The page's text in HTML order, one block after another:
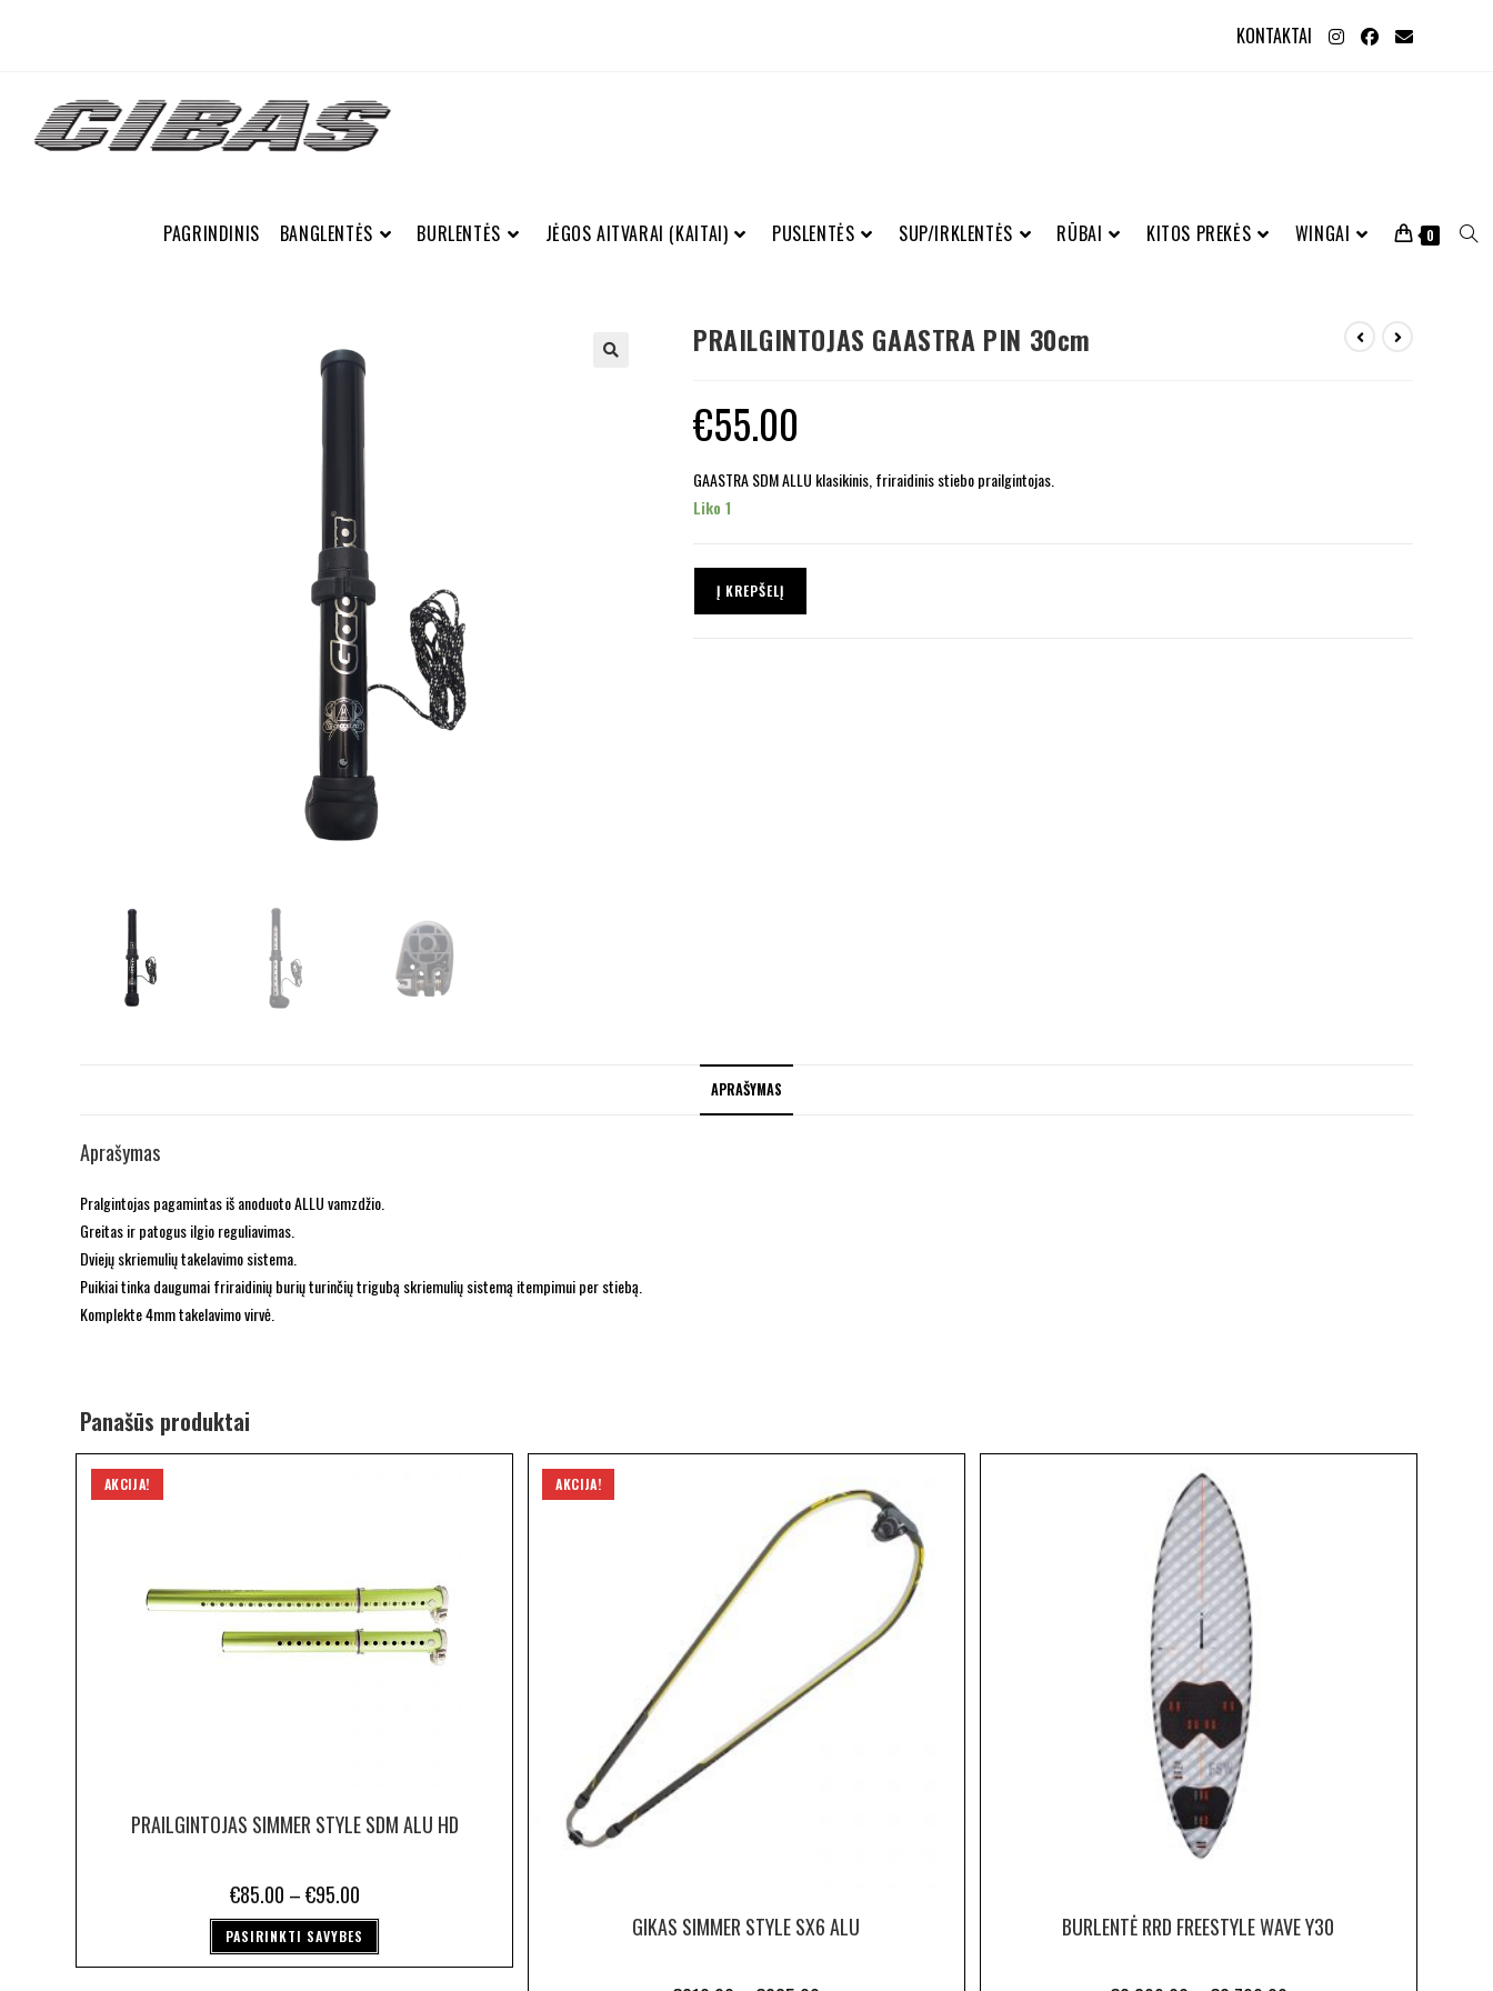
KONTAKTAI
PAGRINDINIS BANGLENTĖS BURLENTĖS JĖGOS AITVARAI (KAITAI) PUSLENTĖS SUP/IRKLENTĖS RŪBAI KITOS PREKĖS WINGAI 0
PRAILGINTOJAS GAASTRA PIN 30cm
€55.00
GAASTRA SDM ALLU klasikinis, friraidinis stiebo prailgintojas.
Liko 1
Į KREPŠELĮ
APRAŠYMAS
Aprašymas
Pralgintojas pagamintas iš anoduoto ALLU vamzdžio.
Greitas ir patogus ilgio reguliavimas.
Dviejų skriemulių takelavimo sistema.
Puikiai tinka daugumai friraidinių burių turinčių trigubą skriemulių sistemą itempimui per stiebą.
Komplekte 4mm takelavimo virvė.
Panašūs produktai
AKCIJA!
PRAILGINTOJAS SIMMER STYLE SDM ALU HD
€85.00 –€95.00
PASIRINKTI SAVYBES
AKCIJA!
GIKAS SIMMER STYLE SX6 ALU BURLENTĖ RRD FREESTYLE WAVE Y30